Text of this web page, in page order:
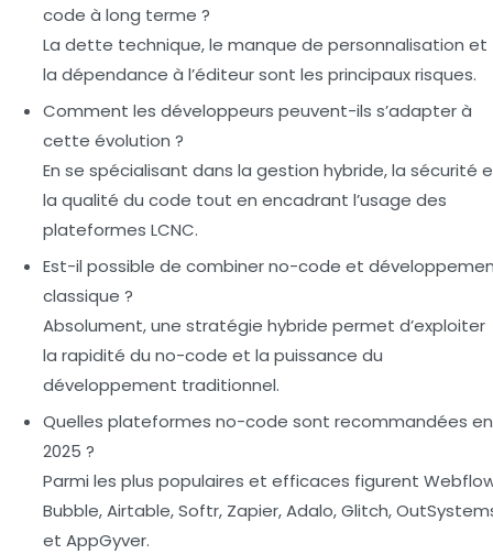
code à long terme ?
La dette technique, le manque de personnalisation et
la dépendance à l’éditeur sont les principaux risques.
Comment les développeurs peuvent-ils s’adapter à
cette évolution ?
En se spécialisant dans la gestion hybride, la sécurité
la qualité du code tout en encadrant l’usage des
plateformes LCNC.
Est-il possible de combiner no-code et
classique ?
Absolument, une stratégie hybride permet d’exploiter
la rapidité du no-code et la puissance du
développement traditionnel.
Quelles plateformes no-code sont recommandées en
2025 ?
Parmi les plus populaires et efficaces figurent
Bubble, Airtable, Softr, Zapier, Adalo, Glitch,
et AppGyver.